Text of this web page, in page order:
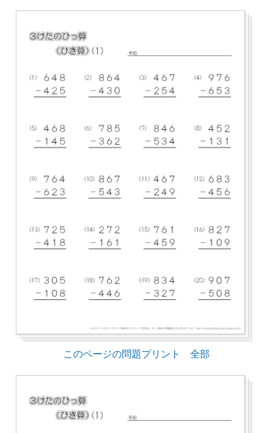
このページの問題プリント 全部